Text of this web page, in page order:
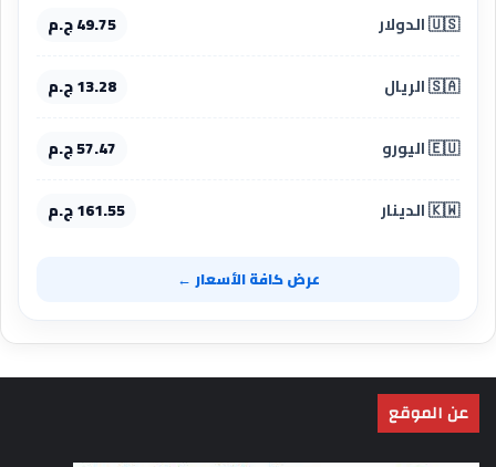
🇺🇸 الدولار 49.75 ج.م
🇸🇦 الريال 13.28 ج.م
🇪🇺 اليورو 57.47 ج.م
🇰🇼 الدينار 161.55 ج.م
عرض كافة الأسعار ←
عن الموقع